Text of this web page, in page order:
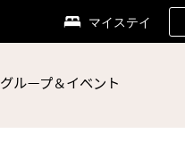
マイステイ
グループ＆イベント